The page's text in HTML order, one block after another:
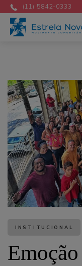
(11) 5842-0333
INSTITUCIONAL